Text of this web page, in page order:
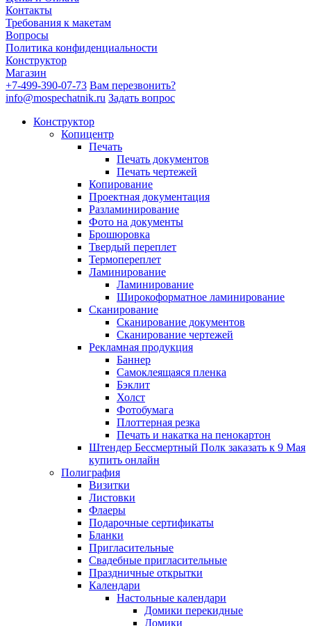
Контакты
Требования к макетам
Вопросы
Политика конфиденциальности
Конструктор
Магазин
+7-499-390-07-73 Вам перезвонить?
info@mospechatnik.ru Задать вопрос
Конструктор
Копицентр
Печать
Печать документов
Печать чертежей
Копирование
Проектная документация
Разламинирование
Фото на документы
Брошюровка
Твердый переплет
Термопереплет
Ламинирование
Ламинирование
Широкоформатное ламинирование
Сканирование
Сканирование документов
Сканирование чертежей
Рекламная продукция
Баннер
Самоклеящаяся пленка
Бэклит
Холст
Фотобумага
Плоттерная резка
Печать и накатка на пенокартон
Штендер Бессмертный Полк заказать к 9 Мая
купить онлайн
Полиграфия
Визитки
Листовки
Флаеры
Подарочные сертификаты
Бланки
Пригласительные
Свадебные пригласительные
Праздничные открытки
Календари
Настольные календари
Домики перекидные
Домики